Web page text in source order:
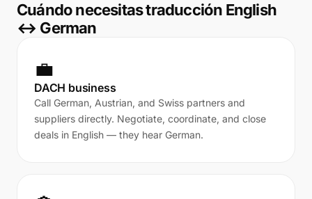
Cuándo necesitas traducción English
↔ German
💼
DACH business
Call German, Austrian, and Swiss partners and
suppliers directly. Negotiate, coordinate, and close
deals in English — they hear German.